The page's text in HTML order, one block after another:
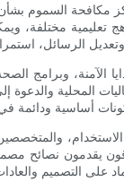
مكافحة السموم
تعليمية مختلفة،
الآمنة، وبرامج
المحلية والدعوة
يقدمون نصائح